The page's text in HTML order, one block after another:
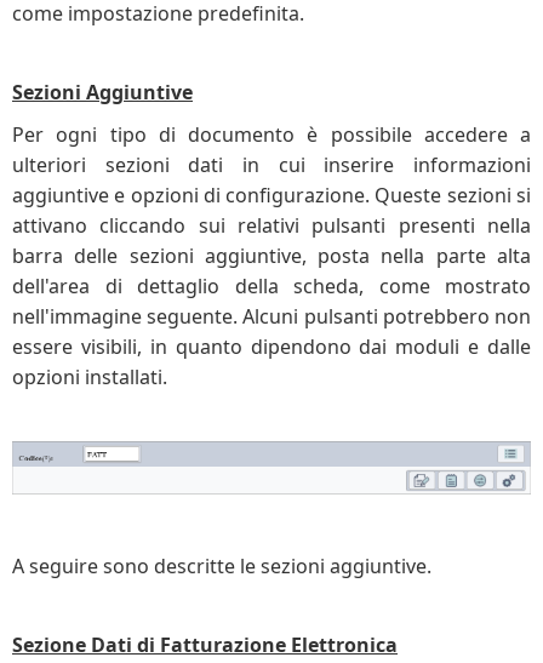
come impostazione predefinita.
Sezioni Aggiuntive
Per ogni tipo di documento è possibile accedere a
ulteriori sezioni dati in cui inserire informazioni
aggiuntive e opzioni di configurazione. Queste sezioni si
attivano cliccando sui relativi pulsanti presenti nella
barra delle sezioni aggiuntive, posta nella parte alta
dell'area di dettaglio della scheda, come mostrato
nell'immagine seguente. Alcuni pulsanti potrebbero non
essere visibili, in quanto dipendono dai moduli e dalle
opzioni installati.
A seguire sono descritte le sezioni aggiuntive.
Sezione Dati di Fatturazione Elettronica